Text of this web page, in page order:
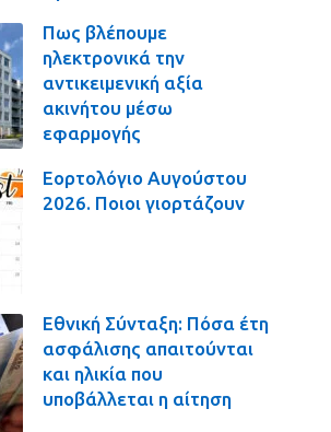
Πως βλέπουμε
ηλεκτρονικά την
αντικειμενική αξία
ακινήτου μέσω
εφαρμογής
Εορτολόγιο Αυγούστου
2026. Ποιοι γιορτάζουν
Εθνική Σύνταξη: Πόσα έτη
ασφάλισης απαιτούνται
και ηλικία που
υποβάλλεται η αίτηση